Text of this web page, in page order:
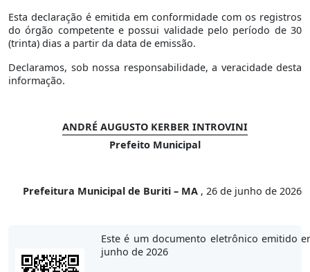
Esta declaração é emitida em conformidade com os registros
do órgão competente e possui validade pelo período de 30
(trinta) dias a partir da data de emissão.
Declaramos, sob nossa responsabilidade, a veracidade desta
informação.
ANDRÉ AUGUSTO KERBER INTROVINI
Prefeito Municipal
Prefeitura Municipal de Buriti – MA , 26 de junho de 2026
Este é um documento eletrônico emitido
junho de 2026